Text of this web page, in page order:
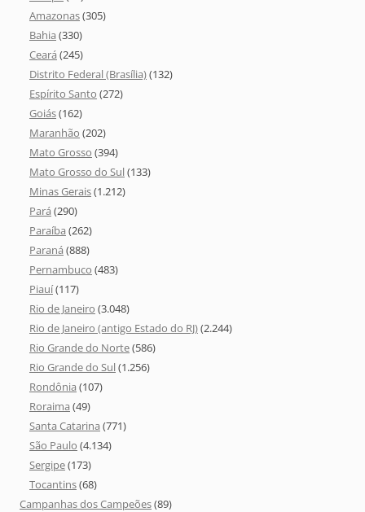
Amazonas(305)
Bahia (330)
Ceará (245)
Distrito Federal (Brasília)(132)
Espírito Santo (272)
Goiás(162)
Maranhão (202)
Mato Grosso (394)
Mato Grosso do Sul(133)
Minas Gerais(1.212)
Pará (290)
Paraíba (262)
Paraná (888)
Pernambuco (483)
Piauí(117)
Rio de Janeiro (3.048)
Rio de Janeiro (antigo Estado do RJ)(2.244)
Rio Grande do Norte(586)
Rio Grande do Sul(1.256)
Rondônia (107)
Roraima (49)
Santa Catarina (771)
São Paulo (4.134)
Sergipe(173)
Tocantins(68)
Campanhas dos Campeões(89)